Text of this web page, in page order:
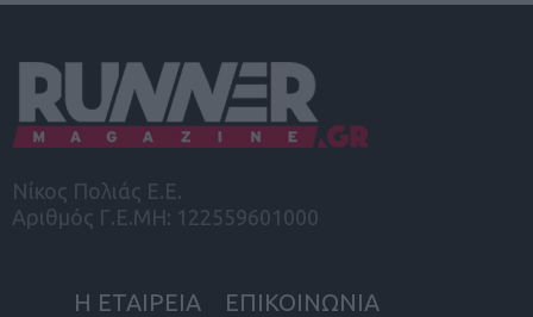
Νίκος Πολιάς Ε.Ε.
Αριθμός Γ.Ε.ΜΗ: 122559601000
Η ΕΤΑΙΡΕΙΑ
ΕΠΙΚΟΙΝΩΝΙΑ